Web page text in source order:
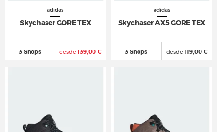
adidas
Skychaser GORE TEX
3 Shops desde139,00 €
adidas
Skychaser AX5 GORE TEX
3 Shops desde119,00 €